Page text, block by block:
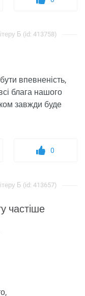
Б (id: 413758)
впевненість,
блага нашого
завжди буде
0
Б (id: 413657)
частіше